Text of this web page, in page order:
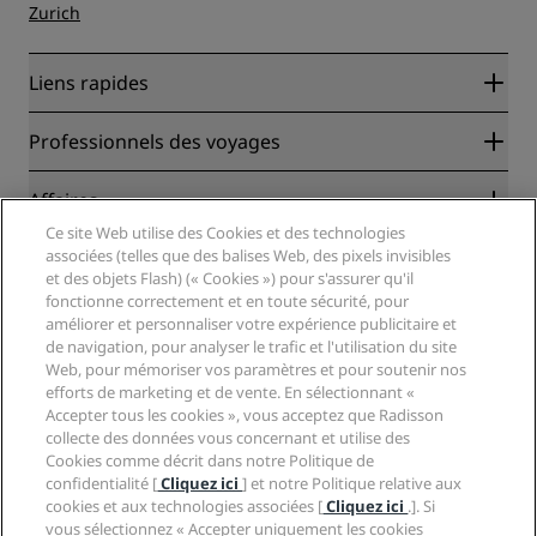
Zurich
Liens rapides
Radisson Rewards
Blog
Nouveaux et futurs hôtels
Application Radisson Hotels
Hôtels adaptés aux sportifs
Hôtels adaptés aux Familles
Santé et sécurité
Professionnels des voyages
Partenaires
Agents de voyages
Affaires
Radisson Hotel Group
Médias
Carrières RHG
Carrières PPHE
Carrières EHL
The Club by RHG
Opportunités de développement
Entreprise responsable
Approvisionnement
Légal
Centre de confidentialité
Mentions légales
Conditions générales Radisson Rewards
Contrat d’utilisation du site
Accessibilité numérique
Déclaration sur l’esclavage moderne
Aide
Avis aux consommateurs
Contact
FAQ
Plan du site
Médias sociaux
Marques Radisson Hotels
Ce site Web utilise des Cookies et des technologies
associées (telles que des balises Web, des pixels invisibles
et des objets Flash) (« Cookies ») pour s'assurer qu'il
fonctionne correctement et en toute sécurité, pour
améliorer et personnaliser votre expérience publicitaire et
de navigation, pour analyser le trafic et l'utilisation du site
Web, pour mémoriser vos paramètres et pour soutenir nos
efforts de marketing et de vente. En sélectionnant «
Accepter tous les cookies », vous acceptez que Radisson
collecte des données vous concernant et utilise des
Cookies comme décrit dans notre Politique de
confidentialité [Cliquez ici] et notre Politique relative aux
cookies et aux technologies associées [Cliquez ici .]. Si
vous sélectionnez « Accepter uniquement les cookies